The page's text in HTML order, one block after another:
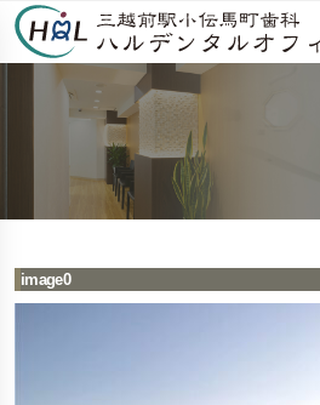
image0